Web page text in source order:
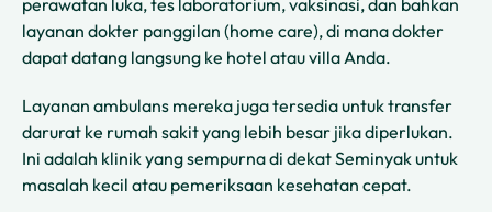
layanan dokter panggilan (home care), di mana dokter
dapat datang langsung ke hotel atau villa Anda.
Layanan ambulans mereka juga tersedia untuk transfer
darurat ke rumah sakit yang lebih besar jika diperlukan.
Ini adalah klinik yang sempurna di dekat Seminyak untuk
masalah kecil atau pemeriksaan kesehatan cepat.